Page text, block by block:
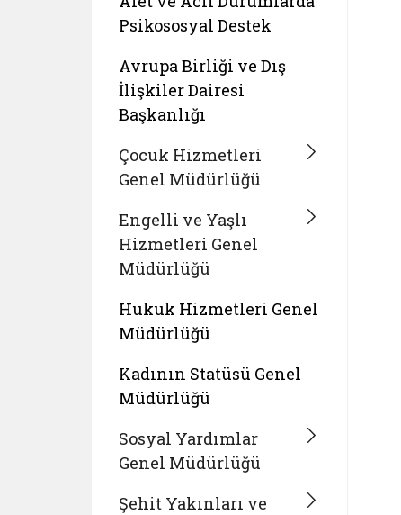
Psikososyal Destek
Avrupa Birliği ve Dış
İlişkiler Dairesi
Başkanlığı
Çocuk Hizmetleri
Genel Müdürlüğü
Engelli ve Yaşlı
Hizmetleri Genel
Müdürlüğü
Hukuk Hizmetleri Genel
Müdürlüğü
Kadının Statüsü Genel
Müdürlüğü
Sosyal Yardımlar
Genel Müdürlüğü
Şehit Yakınları ve